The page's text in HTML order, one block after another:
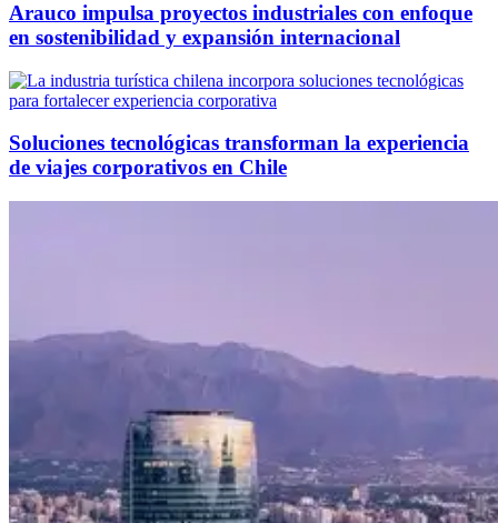
Arauco impulsa proyectos industriales con enfoque
en sostenibilidad y expansión internacional
Soluciones tecnológicas transforman la experiencia
de viajes corporativos en Chile